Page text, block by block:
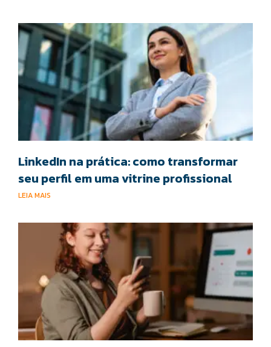
LinkedIn na prática: como transformar
seu perfil em uma vitrine profissional
LEIA MAIS